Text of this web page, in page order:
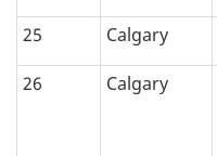
25 Calgary
26 Calgary